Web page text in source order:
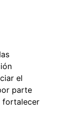
el
parte
fortalecer